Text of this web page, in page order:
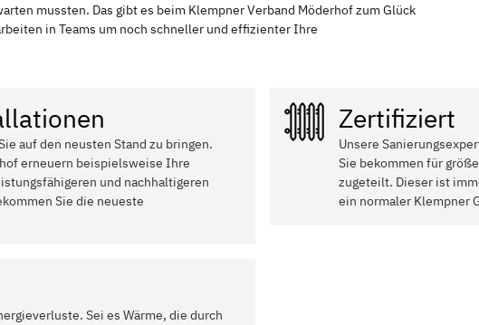
mussten. Das gibt es beim Klempner Verband Möderhof zum Glück
in Teams um noch schneller und effizienter Ihre
auf den neusten Stand zu bringen.
erneuern beispielsweise Ihre
und nachhaltigeren
Sie die neueste
Zertifiziert
Unsere
Sie bekommen für
zugeteilt. Dieser ist
ein normaler Klempner
Sei es Wärme, die durch